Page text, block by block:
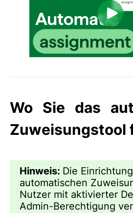
Wo Sie das
Zuweisungstool
Hinweis: Die
automatischen
Nutzer mit aktivierter
Admin-Berechtigung